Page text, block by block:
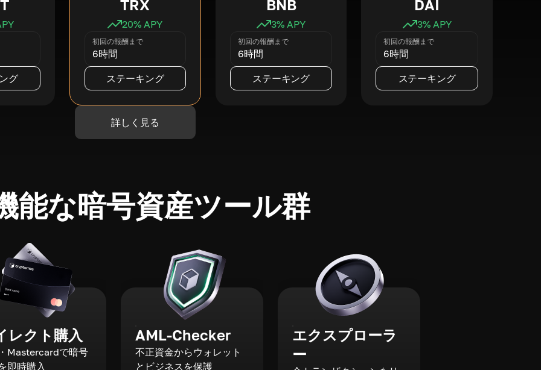
グ
TRX
20% APY
初回の報酬まで
6時間
ステーキング
BNB
3% APY
初回の報酬まで
6時間
ステーキング
DAI
3% APY
初回の報酬まで
6時間
ステーキング
詳しく見る
能な暗号資産ツール群
レクト購入
Mastercardで暗号
即時購入
AML-Checker
不正資金からウォレット
とビジネスを保護
エクスプローラ
ー